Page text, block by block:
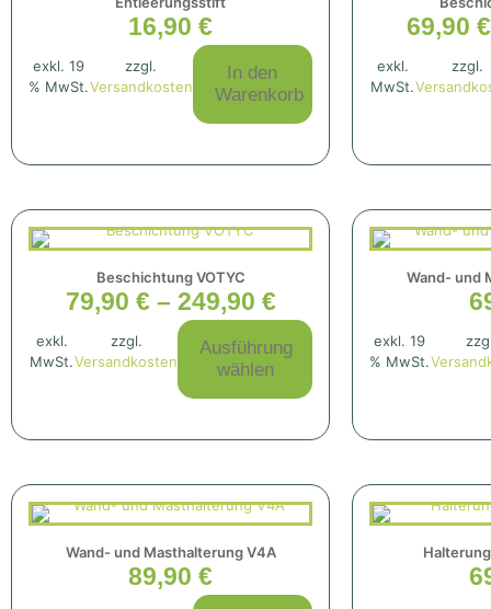
16,90 €
exkl. 19
% MwSt.
zzgl.
Versandkosten
In den
Warenkorb
69,90 €
exkl.
MwSt.
zzgl.
Beschichtung VOTYC
79,90 €– 249,90 €
exkl.
MwSt.
zzgl.
Versandkosten
Ausführung
wählen
Wand- und
exkl. 19
% MwSt.
Wand- und Masthalterung V4A
89,90 €
Indem Sie uns Ihre
Interessen und Ihr
Inhalte und
Angebote zu
sehen.